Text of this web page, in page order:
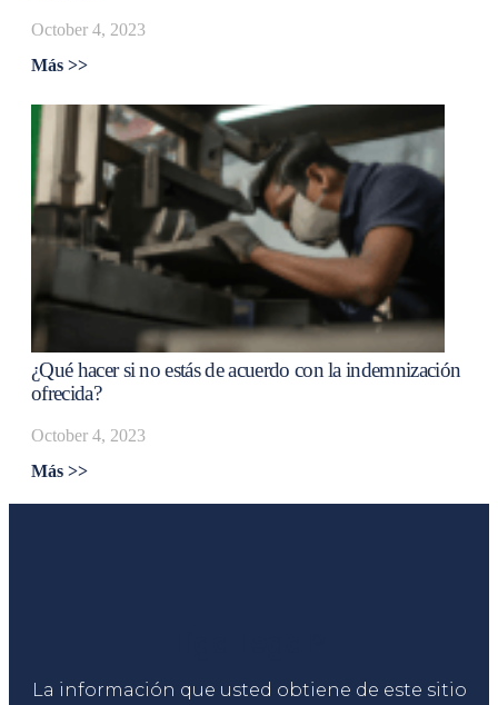
October 4, 2023
Más >>
¿Qué hacer si no estás de acuerdo con la indemnización
ofrecida?
October 4, 2023
Más >>
La información que usted obtiene de este sitio